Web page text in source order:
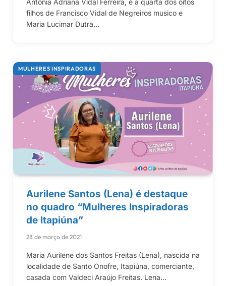
Antônia Adriana Vidal Ferreira, é a quarta dos oitos
filhos de Francisco Vidal de Negreiros musico e
Maria Lucimar Dutra…
MULHERES INSPIRADORAS
Aurilene Santos (Lena) é destaque
no quadro “Mulheres Inspiradoras
de Itapiúna”
28 de março de 2021
Maria Aurilene dos Santos Freitas (Lena), nascida na
localidade de Santo Onofre, Itapiúna, comerciante,
casada com Valdeci Araújo Freitas. Lena…